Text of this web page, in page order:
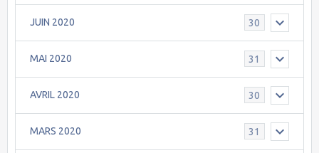
JUIN 2020 30
MAI 2020 31
AVRIL 2020 30
MARS 2020 31